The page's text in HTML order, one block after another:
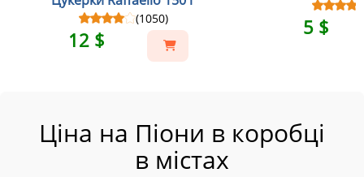
(1050)
12 $
5 $
Ціна на Піони в коробці
в містах